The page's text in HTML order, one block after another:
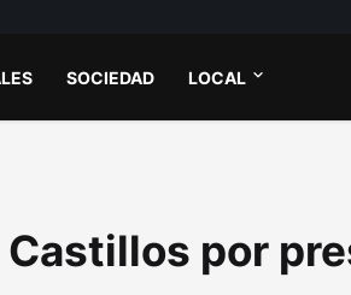
SOCIEDAD LOCAL
Castillos por